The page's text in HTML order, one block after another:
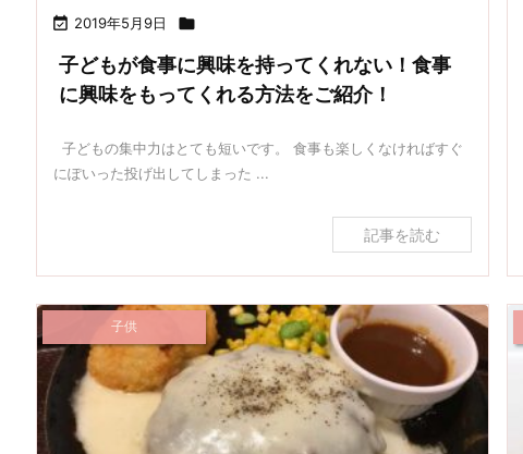
 2019年5月9日 
子どもが食事に興味を持ってくれない！食事
に興味をもってくれる方法をご紹介！
子どもの集中力はとても短いです。 食事も楽しくなければすぐ
にぽいった投げ出してしまった ...
記事を読む
子供